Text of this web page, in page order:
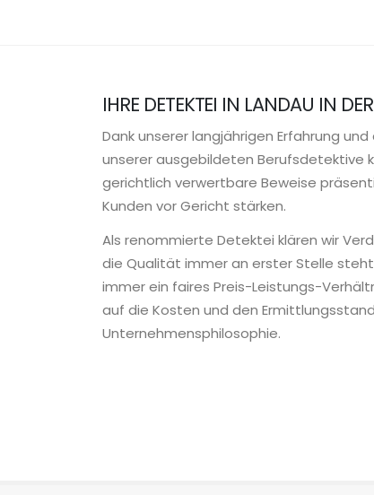
IHRE DETEKTEI IN LANDAU IN
Dank unserer langjährigen Erfahrung
unserer ausgebildeten Berufsdetektive
gerichtlich verwertbare Beweise
Kunden vor Gericht stärken.
Als renommierte Detektei klären wir
die Qualität immer an erster Stelle
immer ein faires Preis-Leistungs-
auf die Kosten und den
Unternehmensphilosophie.